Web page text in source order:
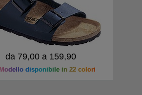
da 79,00 a 159,90
Modello disponibile in 22 colori